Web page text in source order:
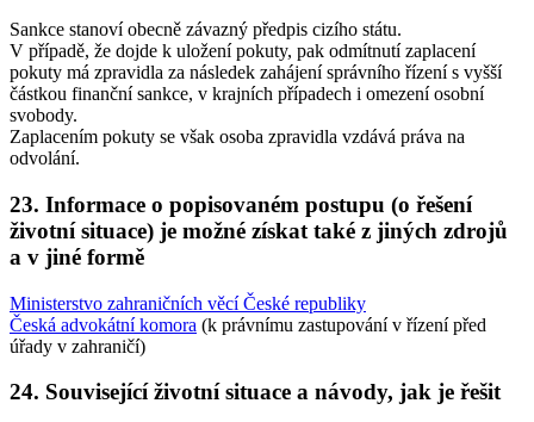
Sankce stanoví obecně závazný předpis cizího státu.
V případě, že dojde k uložení pokuty, pak odmítnutí zaplacení
pokuty má zpravidla za následek zahájení správního řízení s vyšší
částkou finanční sankce, v krajních případech i omezení osobní
svobody.
Zaplacením pokuty se však osoba zpravidla vzdává práva na
odvolání.
23. Informace o popisovaném postupu (o řešení
životní situace) je možné získat také z jiných zdrojů
a v jiné formě
Ministerstvo zahraničních věcí České republiky
Česká advokátní komora (k právnímu zastupování v řízení před
úřady v zahraničí)
24. Související životní situace a návody, jak je řešit